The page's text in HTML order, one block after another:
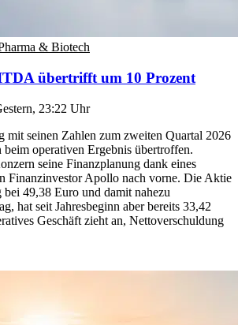
& Biotech
übertrifft um 10 Prozent
23:22 Uhr
mit seinen Zahlen zum zweiten Quartal 2026
operativen Ergebnis übertroffen.
seine Finanzplanung dank eines
Finanzinvestor Apollo nach vorne. Die Aktie
bei 49,38 Euro und damit nahezu
hat seit Jahresbeginn aber bereits 33,42
Geschäft zieht an, Nettoverschuldung